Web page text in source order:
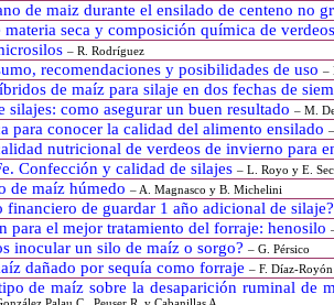
de maiz durante el ensilado de centeno no
seca y composición química de
– R. Rodríguez
recomendaciones y posibilidades de uso –
de maíz para silaje en dos fechas de
silajes: como asegurar un buen resultado – M.
para conocer la calidad del alimento ensilado
nutricional de verdeos de invierno para
Confección y calidad de silajes – L. Royo y E.
de maíz húmedo – A. Magnasco y B. Michelini
financiero de guardar 1 año adicional de
para el mejor tratamiento del forraje: henosilo
inocular un silo de maíz o sorgo? – G. Pérsico
dañado por sequía como forraje – F. Díaz-
de maíz sobre la desaparición ruminal de